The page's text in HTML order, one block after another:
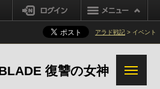
ログイン
アラド戦記 > イベント
復讐の女神